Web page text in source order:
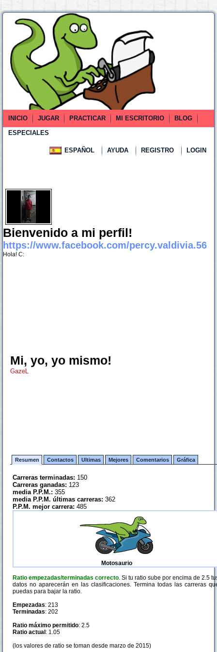
INICIO JUGAR PRACTICAR MI ESCRITORIO
BLOG
ESPECIALES
ESPAÑOL AYUDA REGISTRO LOGIN
Bienvenido a mi perfil!
https://www.facebook.com/percy.valdivia.56
Hola! C:
Mi, yo, yo mismo!
GazeL
Resumen Contactos Ultimas Mejores Comentarios Gráfica
Carreras terminadas: 150
Carreras ganadas: 123
media P.P.M.: 355
media P.P.M. últimas carreras: 362
P.P.M. mejor carrera: 485
Motosaurio
Ratio empezadas/terminadas correcto. Si tu ratio sube por encima de 2.5
datos no aparecerán en las clasificaciones. Termina todas las carreras
puedas para bajar la ratio.
Empezadas: 213
Terminadas: 202
Ratio máximo permitido: 2.5
Ratio actual : 1.05
(los valores de ratio se toman desde marzo de 2015)